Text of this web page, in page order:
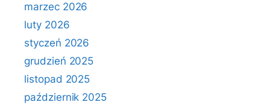
marzec 2026
luty 2026
styczeń 2026
grudzień 2025
listopad 2025
październik 2025